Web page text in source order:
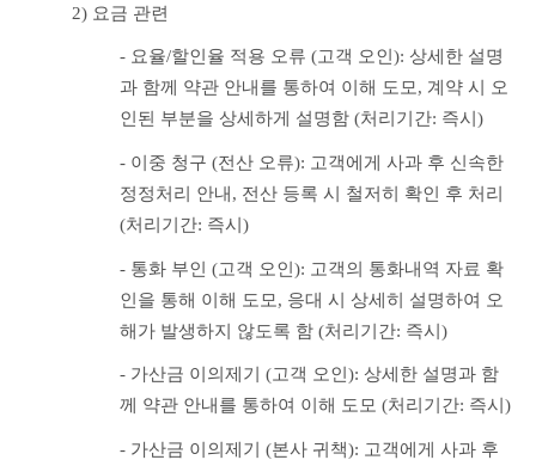
2) 요금 관련
- 요율/할인율 적용 오류 (고객 오인): 상세한 설명
과 함께 약관 안내를 통하여 이해 도모, 계약 시 오
인된 부분을 상세하게 설명함 (처리기간: 즉시)
- 이중 청구 (전산 오류): 고객에게 사과 후 신속한
정정처리 안내, 전산 등록 시 철저히 확인 후 처리
(처리기간: 즉시)
- 통화 부인 (고객 오인): 고객의 통화내역 자료 확
인을 통해 이해 도모, 응대 시 상세히 설명하여 오
해가 발생하지 않도록 함 (처리기간: 즉시)
- 가산금 이의제기 (고객 오인): 상세한 설명과 함
께 약관 안내를 통하여 이해 도모 (처리기간: 즉시)
- 가산금 이의제기 (본사 귀책): 고객에게 사과 후